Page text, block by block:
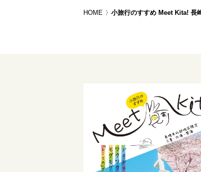
HOME 小旅行のすすめ Meet Kita! 長